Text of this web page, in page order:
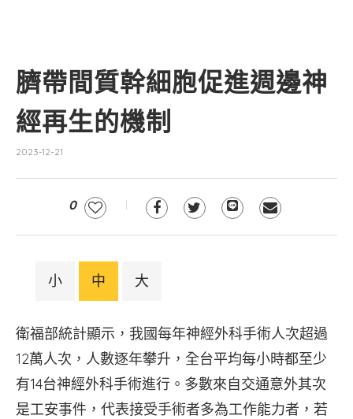
臍帶間質幹細胞促進週邊神
經再生的機制
2023-12-21
0
小 中 大
衛福部統計顯示，我國每年神經外科手術人次超過
12萬人次，人數逐年攀升，全台平均每小時都至少
有14台神經外科手術進行。多數來自交通意外其次
是工安事件，代表接受手術者多為工作能力者，若